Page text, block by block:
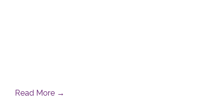
Read More →